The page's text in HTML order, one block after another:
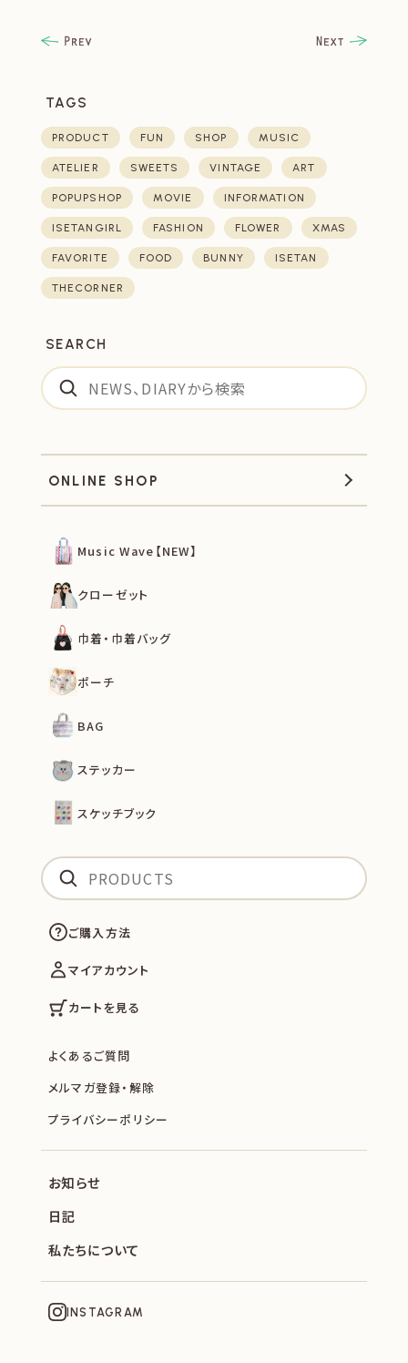
TAGS
PRODUCT FUN SHOP MUSIC
ATELIER SWEETS VINTAGE ART
POPUPSHOP MOVIE INFORMATION
ISETANGIRL FASHION FLOWER XMAS
FAVORITE FOOD BUNNY ISETAN
THECORNER
SEARCH
ONLINE SHOP
Music Wave【NEW】
クローゼット
巾着・巾着バッグ
ポーチ
BAG
ステッカー
スケッチブック
ご購入方法
マイアカウント
カートを見る
よくあるご質問
メルマガ登録・解除
プライバシーポリシー
お知らせ
日記
私たちについて
INSTAGRAM